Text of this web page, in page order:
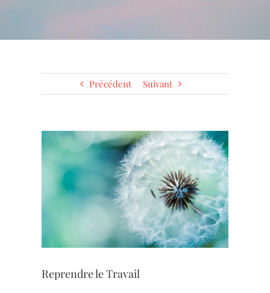
Précédent Suivant
Voir
agrandie
Reprendre le Travail